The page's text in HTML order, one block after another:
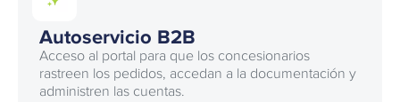
Autoservicio B2B
Acceso al portal para que los concesionarios
rastreen los pedidos, accedan a la documentación y
administren las cuentas.